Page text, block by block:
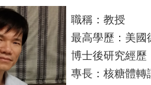
職稱：教授
最高學歷：美國
博士後研究經歷
專長：核糖體轉